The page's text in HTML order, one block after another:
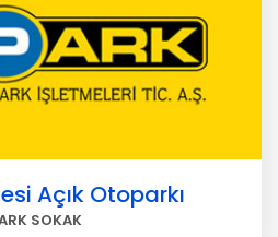
Açık Otoparkı
SOKAK